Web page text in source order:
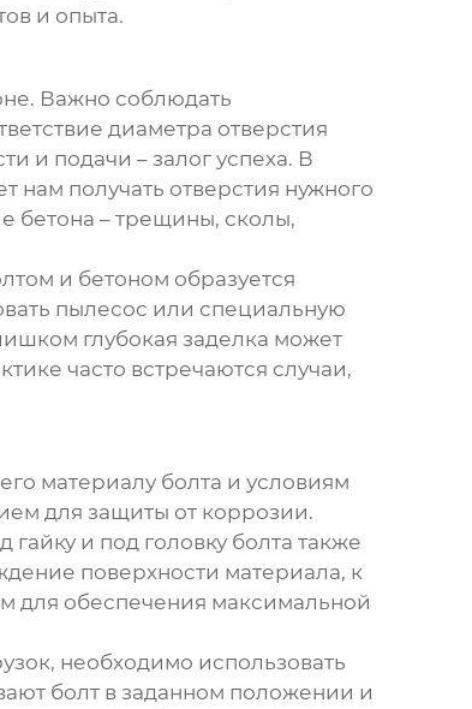
и опыта.
Важно соблюдать
диаметра отверстия
и подачи – залог успеха. В
получать отверстия нужного
бетона – трещины, сколы,
и бетоном образуется
пылесос или специальную
глубокая заделка может
часто встречаются случаи,
материалу болта и условиям
для защиты от коррозии.
и под головку болта также
поверхности материала, к
для обеспечения максимальной
необходимо использовать
болт в заданном положении и